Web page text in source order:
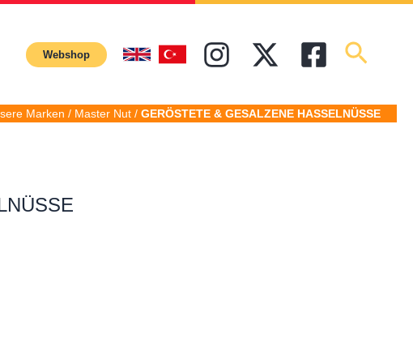
Webshop
Marken / Master Nut / GERÖSTETE & GESALZENE HASSELNÜSSE